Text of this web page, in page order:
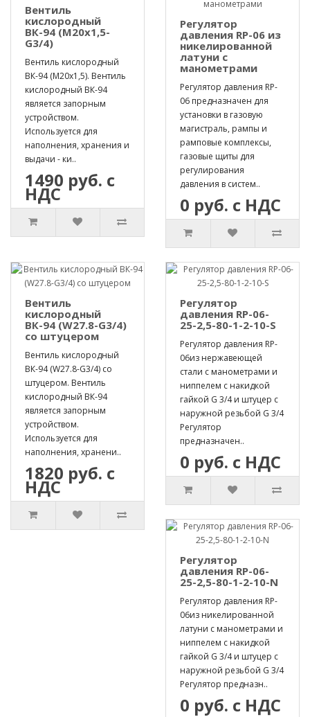
Вентиль
кислородный
ВК-94 (М20х1,5-
G3/4)
Вентиль кислородный
ВК-94 (М20х1,5). Вентиль
кислородный ВК-94
является запорным
устройством.
Используется для
наполнения, хранения и
выдачи - ки..
1490 руб. с
НДС
Регулятор
давления RP-06 из
никелированной
латуни с
манометрами
Регулятор давления RP-
06 предназначен для
установки в газовую
магистраль, рампы и
рамповые комплексы,
газовые щиты для
регулирования
давления в систем..
0 руб. с НДС
Вентиль
кислородный
ВК-94 (W27.8-G3/4)
со штуцером
Вентиль кислородный
ВК-94 (W27.8-G3/4) со
штуцером. Вентиль
кислородный ВК-94
является запорным
устройством.
Используется для
наполнения, хранени..
1820 руб. с
НДС
Регулятор
давления RP-06-
25-2,5-80-1-2-10-S
Регулятор давления RP-
06из нержавеющей
стали с манометрами и
ниппелем с накидкой
гайкой G 3/4 и штуцер с
наружной резьбой G 3/4
Регулятор
предназначен..
0 руб. с НДС
Регулятор
давления RP-06-
25-2,5-80-1-2-10-N
Регулятор давления RP-
06из никелированной
латуни с манометрами и
ниппелем с накидкой
гайкой G 3/4 и штуцер с
наружной резьбой G 3/4
Регулятор предназн..
0 руб. с НДС